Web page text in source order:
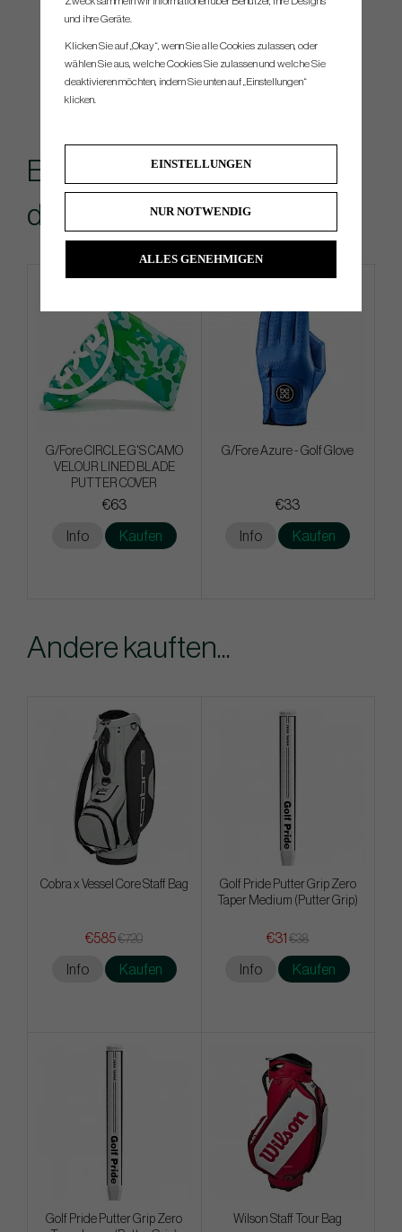
Empfohlenes Zubehör für
dieses Produkt
G/Fore CIRCLE G'S CAMO
VELOUR LINED BLADE
PUTTER COVER
€63
Info Kaufen
G/Fore Azure - Golf Glove
€33
Info Kaufen
Andere kauften...
Cobra x Vessel Core Staff Bag
€585€720
Info Kaufen
Golf Pride Putter Grip Zero
Taper Medium (Putter Grip)
€31 €38
Info Kaufen
Golf Pride Putter Grip Zero
Wilson Staff Tour Bag
und ihre Geräte.
Klicken Sie auf „Okay“, wenn Sie alle Cookies zulassen, oder
wählen Sie aus, welche Cookies Sie zulassen und welche Sie
deaktivieren möchten, indem Sie unten auf „Einstellungen“
klicken.
EINSTELLUNGEN
NUR NOTWENDIG
ALLES GENEHMIGEN